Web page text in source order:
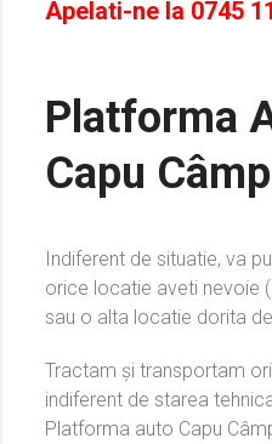
Apelati-ne la 0745
Platforma
Capu
Indiferent de situatie, va
orice locatie aveti nevoie
sau o alta locatie dorita
Tractam și transportam
indiferent de starea
Platforma auto Capu